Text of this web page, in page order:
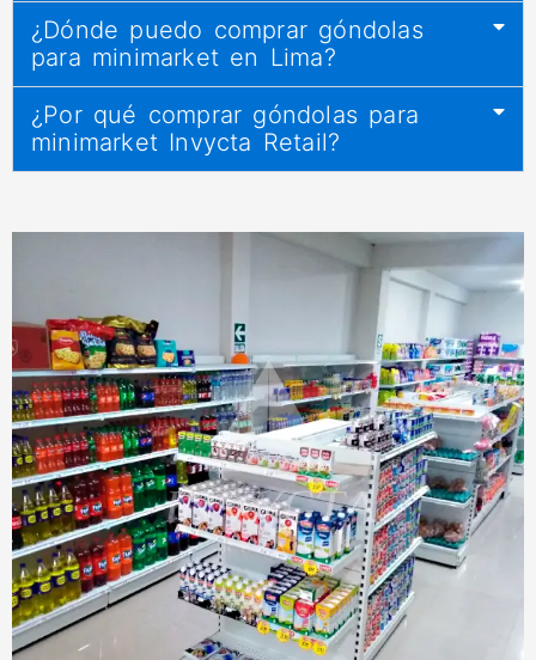
¿Dónde puedo comprar góndolas
para minimarket en Lima?
¿Por qué comprar góndolas para
minimarket Invycta Retail?